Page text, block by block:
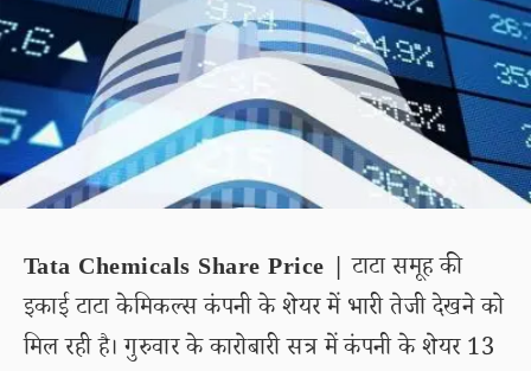
Tata Chemicals Share Price | टाटा समूह की
इकाई टाटा केमिकल्स कंपनी के शेयर में भारी तेजी देखने को
मिल रही है। गुरुवार के कारोबारी सत्र में कंपनी के शेयर 13